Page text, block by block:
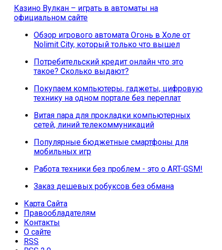
Казино Вулкан – играть в автоматы на
официальном сайте
Обзор игрового автомата Огонь в Холе от
Nolimit City, который только что вышел
Потребительский кредит онлайн что это
такое? Сколько выдают?
Покупаем компьютеры, гаджеты, цифровую
технику на одном портале без переплат
Витая пара для прокладки компьютерных
сетей, линий телекоммуникаций
Популярные бюджетные смартфоны для
мобильных игр
Работа техники без проблем - это о ART-GSM!
Заказ дешевых робуксов без обмана
Карта Сайта
Правообладателям
Контакты
О сайте
RSS